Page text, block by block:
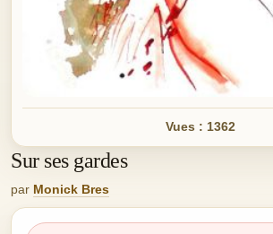
Vues : 1362
Sur ses gardes
par Monick Bres